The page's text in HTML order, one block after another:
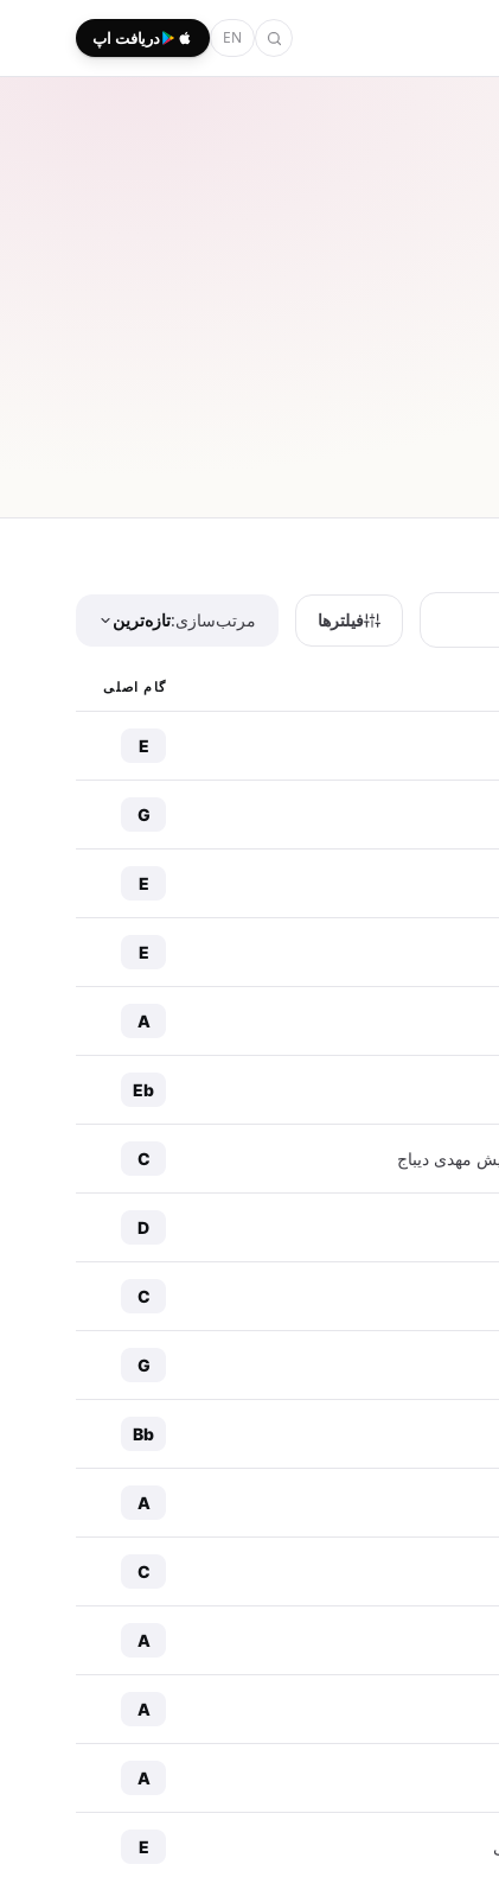
EN دریافت اپ
فیلترها مرتب‌سازی:تازه‌ترین
گام اصلی
E
G
E
E
A
Eb
مهدی دیباج C
D
C
G
Bb
A
C
A
A
A
E